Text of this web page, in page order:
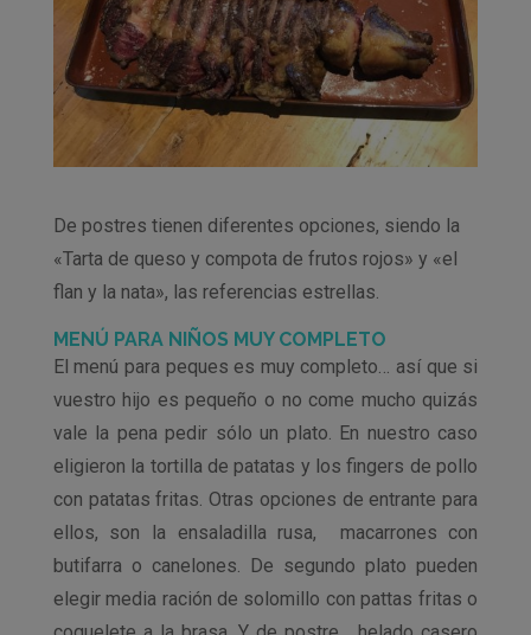
De postres tienen diferentes opciones, siendo la
«Tarta de queso y compota de frutos rojos» y «el
flan y la nata», las referencias estrellas.
MENÚ PARA NIÑOS MUY COMPLETO
El menú para peques es muy completo… así que si
vuestro hijo es pequeño o no come mucho quizás
vale la pena pedir sólo un plato. En nuestro caso
eligieron la tortilla de patatas y los fingers de pollo
con patatas fritas. Otras opciones de entrante para
ellos, son la ensaladilla rusa, macarrones con
butifarra o canelones. De segundo plato pueden
elegir media ración de solomillo con pattas fritas o